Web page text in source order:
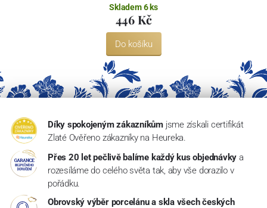
Skladem 6 ks
446 Kč
Do košíku
Díky spokojeným zákazníkům jsme získali certifikát
Zlaté Ověřeno zákazníky na Heureka.
Přes 20 let pečlivě balíme každý kus objednávky a
rozesíláme do celého světa tak, aby vše dorazilo v
pořádku.
Obrovský výběr porcelánu a skla všech českých